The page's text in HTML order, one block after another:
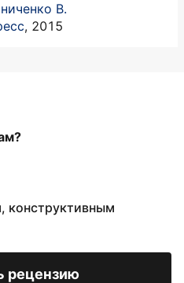
В.
, 2015
конструктивным
рецензию